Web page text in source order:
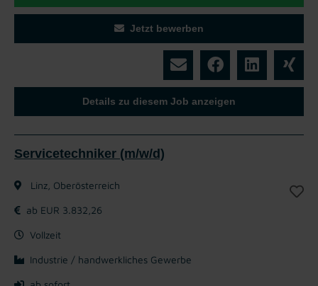
Jetzt bewerben
Details zu diesem Job anzeigen
Servicetechniker (m/w/d)
Linz, Oberösterreich
ab EUR 3.832,26
Vollzeit
Industrie / handwerkliches Gewerbe